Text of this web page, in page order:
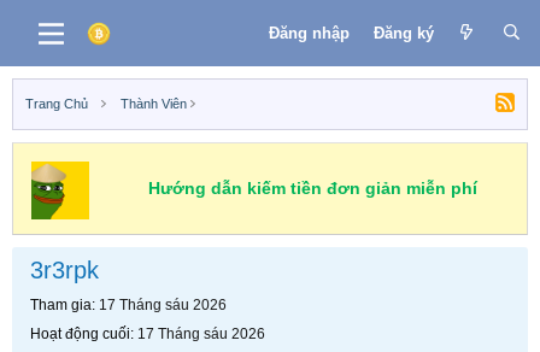
Đăng nhập Đăng ký
Trang Chủ Thành Viên
Hướng dẫn kiếm tiền đơn giản miễn phí
3r3rpk
Tham gia 17 Tháng sáu 2026
Hoạt động cuối 17 Tháng sáu 2026